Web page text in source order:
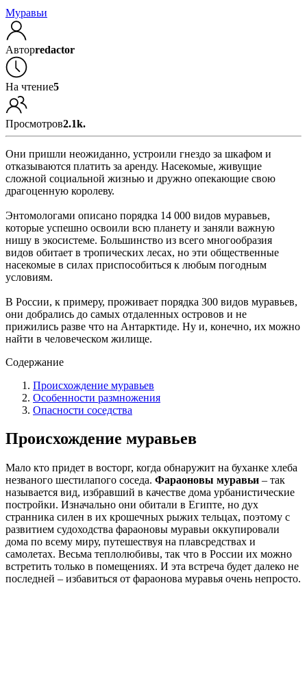
Муравьи
Авторredactor
На чтение5
Просмотров2.1k.
Они пришли неожиданно, устроили гнездо за шкафом и
отказываются платить за аренду. Насекомые, живущие
сложной социальной жизнью и дружно опекающие свою
драгоценную королеву.
Энтомологами описано порядка 14 000 видов муравьев,
которые успешно освоили всю планету и заняли важную
нишу в экосистеме. Большинство из всего многообразия
видов обитает в тропических лесах, но эти общественные
насекомые в силах приспособиться к любым погодным
условиям.
В России, к примеру, проживает порядка 300 видов муравьев,
они добрались до самых отдаленных островов и не
прижились разве что на Антарктиде. Ну и, конечно, их можно
найти в человеческом жилище.
Содержание
Происхождение муравьев
Особенности размножения
Опасности соседства
Происхождение муравьев
Мало кто придет в восторг, когда обнаружит на буханке хлеба
незваного шестилапого соседа. Фараоновы муравьи – так
называется вид, избравший в качестве дома урбанистические
постройки. Изначально они обитали в Египте, но дух
странника силен в их крошечных рыжих тельцах, поэтому с
развитием судоходства фараоновы муравьи оккупировали
дома по всему миру, путешествуя на плавсредствах и
самолетах. Весьма теплолюбивы, так что в России их можно
встретить только в помещениях. И эта встреча будет далеко не
последней – избавиться от фараонова муравья очень непросто.